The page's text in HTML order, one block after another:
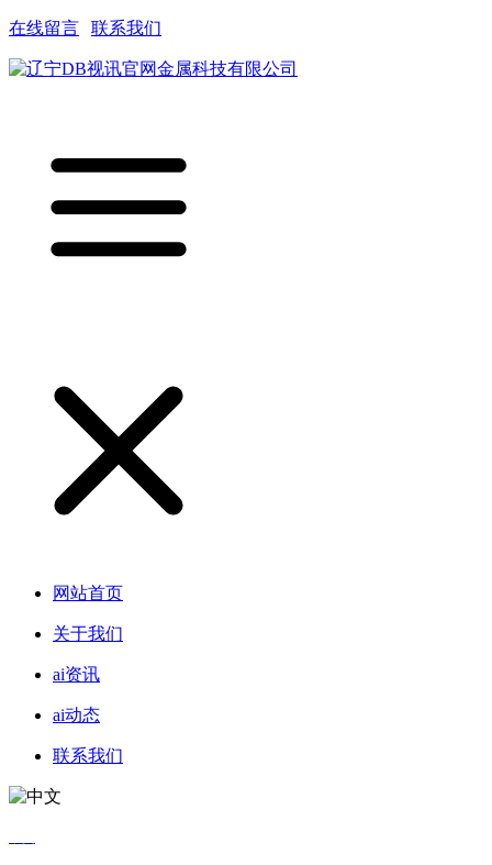
在线留言 联系我们
网站首页
关于我们
ai资讯
ai动态
联系我们